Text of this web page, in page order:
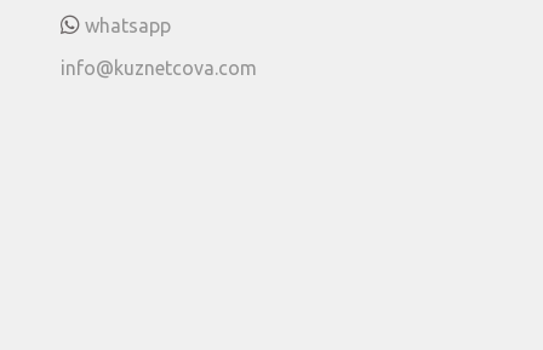
whatsapp
info@kuznetcova.com